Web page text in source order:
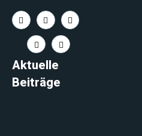
Aktuelle
Beiträge